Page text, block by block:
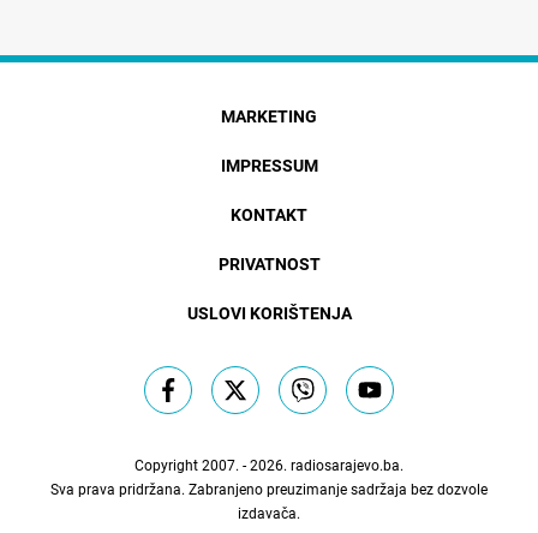
MARKETING
IMPRESSUM
KONTAKT
PRIVATNOST
USLOVI KORIŠTENJA
Copyright 2007. - 2026. radiosarajevo.ba.
Sva prava pridržana. Zabranjeno preuzimanje sadržaja bez dozvole
izdavača.